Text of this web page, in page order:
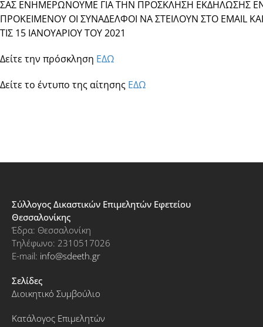
ΣΑΣ ΕΝΗΜΕΡΩΝΟΥΜΕ ΓΙΑ ΤΗΝ ΠΡΟΣΚΛΗΣΗ ΕΚΔΗΛΩΣΗΣ
ΠΡΟΚΕΙΜΕΝΟΥ ΟΙ ΣΥΝΑΔΕΛΦΟΙ ΝΑ ΣΤΕΙΛΟΥΝ ΣΤΟ EMAIL
ΤΙΣ 15 ΙΑΝΟΥΑΡΙΟΥ ΤΟΥ 2021
Δείτε την πρόσκληση ΕΔΩ
Δείτε το έντυπο της αίτησης ΕΔΩ
Σύλλογος Δικαστικών Επιμελητών Εφετείου
Θεσσαλονίκης
Έδρα: Θεσσαλονίκη
Τηλέφωνο: 2310517026
E-mail: info@sdeeth.gr
Σελίδες
Διοικητικό Συμβούλιο
Κατάλογος Επιμελητών